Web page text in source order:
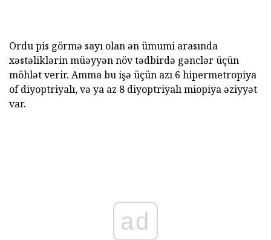
Ordu pis görmə sayı olan ən ümumi arasında
xəstəliklərin müəyyən növ tədbirdə gənclər üçün
möhlət verir. Amma bu işə üçün azı 6 hipermetropiya
of diyoptriyalı, və ya az 8 diyoptriyalı miopiya əziyyət
var.
ad